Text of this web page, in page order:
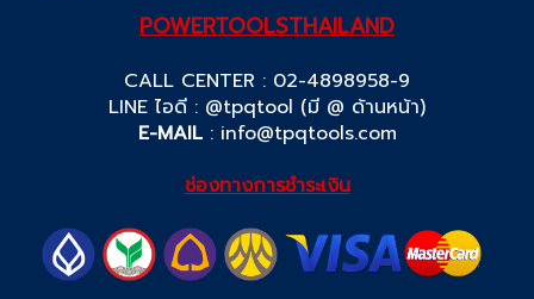
POWERTOOLSTHAILAND
CALL CENTER : 02-4898958-9
LINE ไอดี : @tpqtool (มี @ ด้านหน้า)
E-MAIL: info@tpqtools.com
ช่องทางการชำระเงิน